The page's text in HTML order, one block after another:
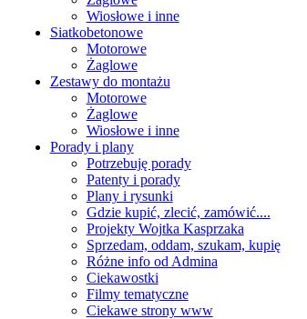
Wiosłowe i inne
Siatkobetonowe
Motorowe
Żaglowe
Zestawy do montażu
Motorowe
Żaglowe
Wiosłowe i inne
Porady i plany
Potrzebuję porady
Patenty i porady
Plany i rysunki
Gdzie kupić, zlecić, zamówić....
Projekty Wojtka Kasprzaka
Sprzedam, oddam, szukam, kupię
Różne info od Admina
Ciekawostki
Filmy tematyczne
Ciekawe strony www